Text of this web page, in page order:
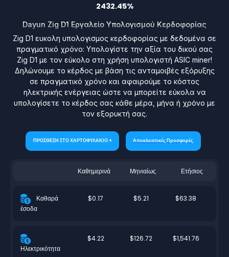
2432.45%
Dayun Zig D1 Εργαλείο Υπολογισμού Κερδοφορίας
Zig D1 ευκολη υπολογισμος κερδοφορίας με δεδομένα σε
πραγματικό χρόνο: Υπολογίστε την αξία του δικού σας
Zig D1 με τον εύκολο στη χρήση υπολογιστή ASIC miner!
Δηλώνουμε το κέρδος με βάση τις ανταμοιβές εξόρυξης
σε πραγματικό χρόνο και αφαιρούμε το κόστος
ηλεκτρικής ενέργειας ώστε να μπορείτε εύκολα να
υπολογίσετε το κέρδος σας κάθε μέρα, μήνα ή χρόνο με
τον εξορυκτή σας.
ΠΡΟΣΘΕΣΗ ΣΤΟ ΧΑΡΤΟΦΥΛΑΚΙΟ + Αποκλειστικές Προσφορές
Καθημερινά Μηνιαίως Ετήσιος
Καθαρά
έσοδα
$0.17 $5.21 $63.38
Ηλεκτρικότητα
$4.22 $126.72 $1,541.76